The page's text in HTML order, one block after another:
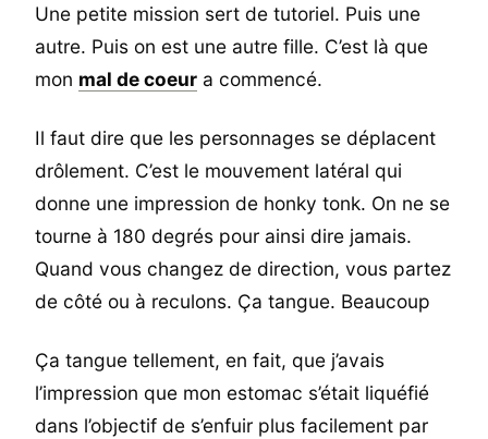
Une petite mission sert de tutoriel. Puis une
autre. Puis on est une autre fille. C’est là que
mon mal de coeur a commencé.
Il faut dire que les personnages se déplacent
drôlement. C’est le mouvement latéral qui
donne une impression de honky tonk. On ne se
tourne à 180 degrés pour ainsi dire jamais.
Quand vous changez de direction, vous partez
de côté ou à reculons. Ça tangue. Beaucoup
Ça tangue tellement, en fait, que j’avais
l’impression que mon estomac s’était liquéfié
dans l’objectif de s’enfuir plus facilement par